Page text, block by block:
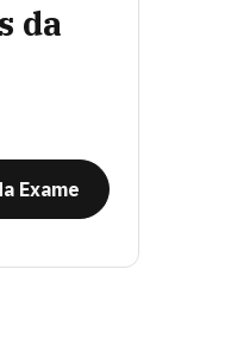
da
Exame